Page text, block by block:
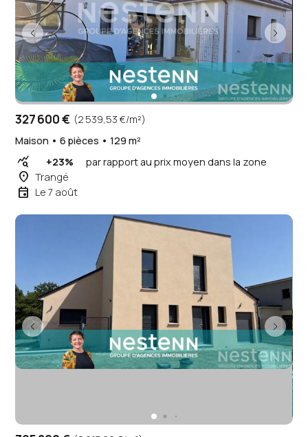
327 600 € (2 539,53 €/m²)
Maison • 6 pièces • 129 m²
query_stats +23% par rapport au prix moyen dans la zone
place Trangé
event Le 7 août